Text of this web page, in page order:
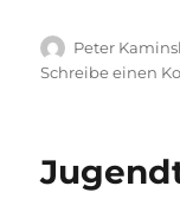
Autor
Peter
Schreibe einen